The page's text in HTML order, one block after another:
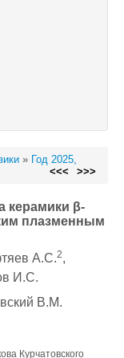
» Год 2025,
<<< >>>
керамики β-
плазменным
А.С.2,
И.С.
В.М.
Курчатовского